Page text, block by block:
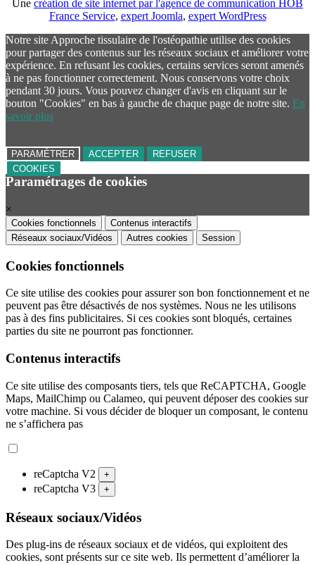
Une création de site internet par l'agence de communication HOB
France Service, expert Joomla, expert WordPress
Notre site Approche tissulaire de l'ostéopathie utilise des cookies
pour partager des contenus sur les réseaux sociaux et améliorer votre
expérience. En refusant les cookies, certains services seront amenés
à ne pas fonctionner correctement. Nous conservons votre choix
pendant 30 jours. Vous pouvez changer d'avis en cliquant sur le
bouton "Cookies" en bas à gauche de chaque page de notre site. En
savoir plus
PARAMÉTRER ACCEPTER
REFUSER
COOKIES
Paramétrages de cookies
×
Cookies fonctionnels
Contenus interactifs
Réseaux sociaux/Vidéos
Autres cookies Session
Cookies fonctionnels
Ce site utilise des cookies pour assurer son bon fonctionnement et ne
peuvent pas être désactivés de nos systèmes. Nous ne les utilisons
pas à des fins publicitaires. Si ces cookies sont bloqués, certaines
parties du site ne pourront pas fonctionner.
Contenus interactifs
Ce site utilise des composants tiers, tels que ReCAPTCHA, Google
Maps, MailChimp ou Calameo, qui peuvent déposer des cookies sur
votre machine. Si vous décider de bloquer un composant, le contenu
ne s’affichera pas
reCaptcha V2 +
reCaptcha V3 +
Réseaux sociaux/Vidéos
Des plug-ins de réseaux sociaux et de vidéos, qui exploitent des
cookies, sont présents sur ce site web. Ils permettent d’améliorer la